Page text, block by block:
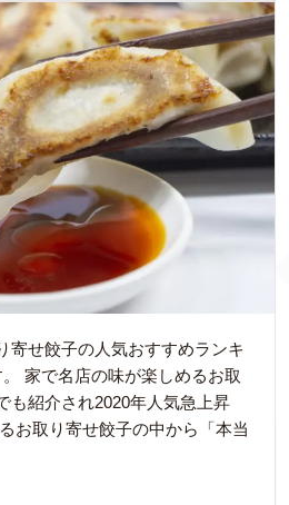
寄せ餃子の人気おすすめランキ
家で名店の味が楽しめるお取
も紹介され2020年人気急上昇
お取り寄せ餃子の中から「本当